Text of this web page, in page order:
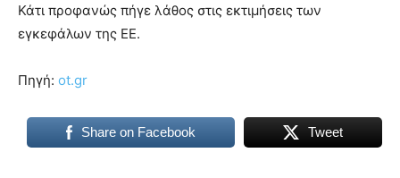
Κάτι προφανώς πήγε λάθος στις εκτιμήσεις των
εγκεφάλων της ΕΕ.
Πηγή: ot.gr
Share on Facebook Tweet